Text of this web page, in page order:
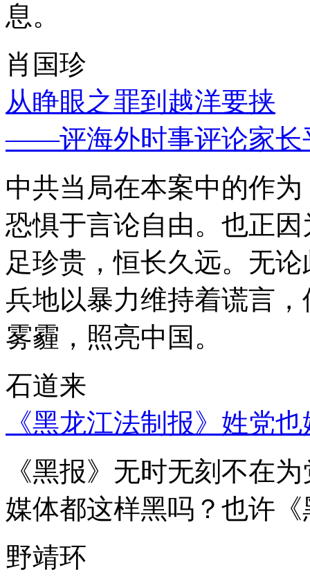
息。
肖国珍
从睁眼之罪到越洋要挟
——评海外时事评论家长
中共当局在本案中的作
恐惧于言论自由。也正
足珍贵，恒长久远。无
兵地以暴力维持着谎言
雾霾，照亮中国。
石道来
《黑龙江法制报》姓党
《黑报》无时无刻不在
媒体都这样黑吗？也许
野靖环